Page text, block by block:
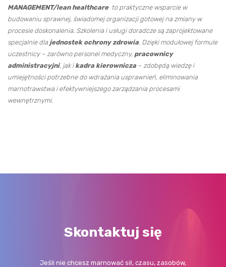
MANAGEMENT/lean healthcare to praktyczne wsparcie w
budowaniu sprawnej, świadomej organizacji gotowej na zmiany w
procesie doskonalenia. Szkolenia i usługi doradcze są zaprojektowane
specjalnie dla jednostek ochrony zdrowia. Dzięki modułowej formule
uczestnicy – zarówno personel medyczny, pracownicy
administracyjni, jak i kadra kierownicza – zdobędą wiedzę i
umiejętności potrzebne do wdrażania usprawnień, eliminowania
marnotrawstwa i efektywniejszego zarządzania procesami
wewnętrznymi.
Skontaktuj się
Jeśli nie chcesz marnować sił, czasu, zasobów,